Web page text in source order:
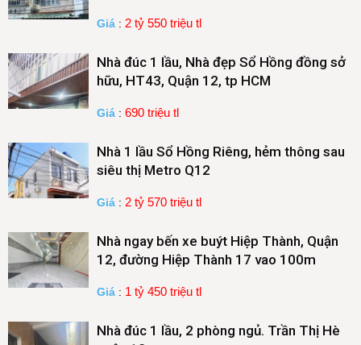
Giá : 2 tỷ 550 triệu tl
Nhà đúc 1 lầu, Nhà đẹp Sổ Hồng đồng sở
hữu, HT43, Quận 12, tp HCM
Giá : 690 triệu tl
Nhà 1 lầu Sổ Hồng Riêng, hẻm thông sau
siêu thị Metro Q12
Giá : 2 tỷ 570 triệu tl
Nhà ngay bến xe buýt Hiệp Thành, Quận
12, đường Hiệp Thành 17 vao 100m
Giá : 1 tỷ 450 triệu tl
Nhà đúc 1 lầu, 2 phòng ngủ. Trần Thị Hè